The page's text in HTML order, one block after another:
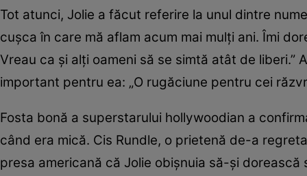
Tot atunci, Jolie a făcut referire la unul dintre
cuşca în care mă aflam acum mai mulţi ani. Îmi
Vreau ca şi alţi oameni să se simtă atât de
important pentru ea: „O rugăciune pentru cei
Fosta bonă a superstarului hollywoodian a
când era mică. Cis Rundle, o prietenă de-a
presa americană că Jolie obişnuia să-şi